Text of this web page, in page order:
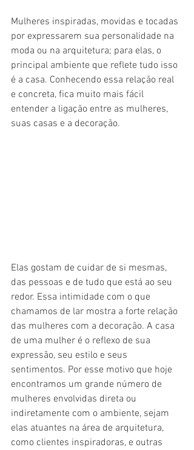
Mulheres inspiradas, movidas e tocadas
por expressarem sua personalidade na
moda ou na arquitetura; para elas, o
principal ambiente que reflete tudo isso
é a casa. Conhecendo essa relação real
e concreta, fica muito mais fácil
entender a ligação entre as mulheres,
suas casas e a decoração.
Elas gostam de cuidar de si mesmas,
das pessoas e de tudo que está ao seu
redor. Essa intimidade com o que
chamamos de lar mostra a forte relação
das mulheres com a decoração. A casa
de uma mulher é o reflexo de sua
expressão, seu estilo e seus
sentimentos. Por esse motivo que hoje
encontramos um grande número de
mulheres envolvidas direta ou
indiretamente com o ambiente, sejam
elas atuantes na área de arquitetura,
como clientes inspiradoras, e outras